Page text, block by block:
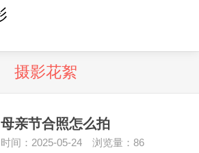
摄影花絮
母亲节合照怎么拍
时间：2025-05-24 浏览量：86